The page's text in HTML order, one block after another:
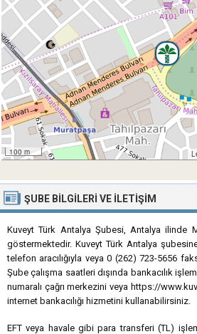
100 m
ŞUBE BILGILERI VE İLETIŞIM
Kuveyt Türk Antalya Şubesi, Antalya ilinde
göstermektedir. Kuveyt Türk Antalya
telefon aracılığıyla veya 0 (262) 723-5656
Şube çalışma saatleri dışında bankacılık
numaralı çağrı merkezini veya https://
internet bankacılığı hizmetini kullanabilirsiniz.
EFT veya havale gibi para transferi (TL)